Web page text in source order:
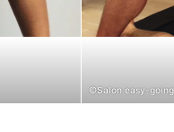
©Salon easy-going